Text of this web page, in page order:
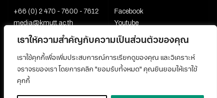
เราให้ความสำคัญกับความเป็นส่วนตัวของคุณ
เราใช้คุกกี้เพื่อเพิ่มประสบการณ์การเรียกดูของคุณ และวิเคราะห์
จราจรของเรา โดยการคลิก "ยอมรับทั้งหมด" คุณยินยอมให้เราใช้
คุกกี้
+66 (0) 2 470 - 7600 - 7612
media@kmutt.ac.th
Facebook
Youtube